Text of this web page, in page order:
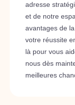
adresse
et de notre
avantages de
votre réussite
là pour vous
nous dès
meilleures